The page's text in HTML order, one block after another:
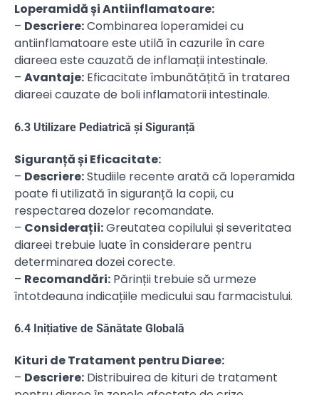
Loperamidă și Antiinflamatoare:
– Descriere:Combinarea loperamidei cu
antiinflamatoare este utilă în cazurile în care
diareea este cauzată de inflamații intestinale.
– Avantaje: Eficacitate îmbunătățită în tratarea
diareei cauzate de boli inflamatorii intestinale.
6.3 Utilizare Pediatrică și Siguranță
Siguranță și Eficacitate:
– Descriere:Studiile recente arată că loperamida
poate fi utilizată în siguranță la copii, cu
respectarea dozelor recomandate.
– Considerații:Greutatea copilului și severitatea
diareei trebuie luate în considerare pentru
determinarea dozei corecte.
– Recomandări: Părinții trebuie să urmeze
întotdeauna indicațiile medicului sau farmacistului.
6.4 Inițiative de Sănătate Globală
Kituri de Tratament pentru Diaree:
– Descriere: Distribuirea de kituri de tratament